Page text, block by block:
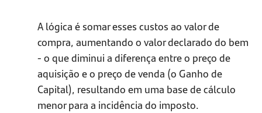
A lógica é somar esses custos ao valor de
compra, aumentando o valor declarado do bem
- o que diminui a diferença entre o preço de
aquisição e o preço de venda (o Ganho de
Capital), resultando em uma base de cálculo
menor para a incidência do imposto.